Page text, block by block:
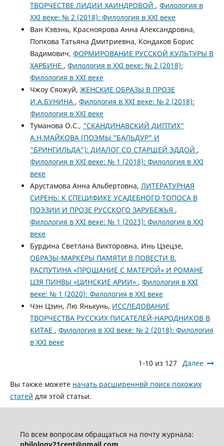
ТВОРЧЕСТВЕ ЛИДИИ ХАИНДРОВОЙ , Филология в
XXI веке: № 2 (2018): Филология в XXI веке
Ван Кэвэнь, Красноярова Анна Александровна,
Попкова Татьяна Дмитриевна, Кондаков Борис
Вадимович, ФОРМИРОВАНИЕ РУССКОЙ КУЛЬТУРЫ В
ХАРБИНЕ , Филология в XXI веке: № 2 (2018):
Филология в XXI веке
Чжоу Сяожуй, ЖЕНСКИЕ ОБРАЗЫ В ПРОЗЕ
И.А.БУНИНА , Филология в XXI веке: № 2 (2018):
Филология в XXI веке
Туманова О.С., "СКАНДИНАВСКИЙ ДИПТИХ"
А.Н.МАЙКОВА (ПОЭМЫ "БАЛЬДУР" И
"БРИНГИЛЬДА"): ДИАЛОГ СО СТАРШЕЙ ЭДДОЙ ,
Филология в XXI веке: № 1 (2018): Филология в XXI
веке
Арустамова Анна Альбертовна, ЛИТЕРАТУРНАЯ
СИРЕНЬ: К СПЕЦИФИКЕ УСАДЕБНОГО ТОПОСА В
ПОЭЗИИ И ПРОЗЕ РУССКОГО ЗАРУБЕЖЬЯ ,
Филология в XXI веке: № 1 (2023): Филология в XXI
веке
Бурдина Светлана Викторовна, Инь Цзецзе,
ОБРАЗЫ-МАРКЕРЫ ПАМЯТИ В ПОВЕСТИ В.
РАСПУТИНА «ПРОЩАНИЕ С МАТЕРОЙ» И РОМАНЕ
ЦЗЯ ПИНВЫ «ЦИНСКИЕ АРИИ» , Филология в XXI
веке: № 1 (2020): Филология в XXI веке
Чэн Цзин, Лю Янькунь, ИССЛЕДОВАНИЕ
ТВОРЧЕСТВА РУССКИХ ПИСАТЕЛЕЙ-НАРОДНИКОВ В
КИТАЕ , Филология в XXI веке: № 2 (2018): Филология
в XXI веке
1-10 из 127 Далее
Вы также можете начать расширеннвй поиск похожих
статей для этой статьи.
По всем вопросам обращаться на почту журнала: